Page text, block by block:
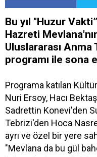
Bu yıl "Huzur
Hazreti
Uluslararası
programı ile sona
Programa katılan
Nuri Ersoy, Hacı
Sadrettin Konevi'den
Tebrizi'den Hoca
ayrı ve özel bir yere
"Mevlana da bu gül